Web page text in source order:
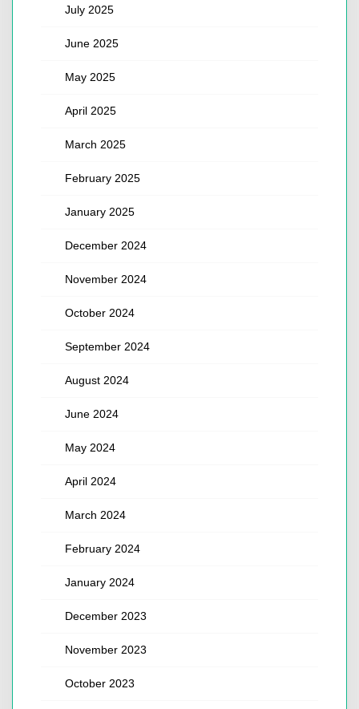
July 2025
June 2025
May 2025
April 2025
March 2025
February 2025
January 2025
December 2024
November 2024
October 2024
September 2024
August 2024
June 2024
May 2024
April 2024
March 2024
February 2024
January 2024
December 2023
November 2023
October 2023